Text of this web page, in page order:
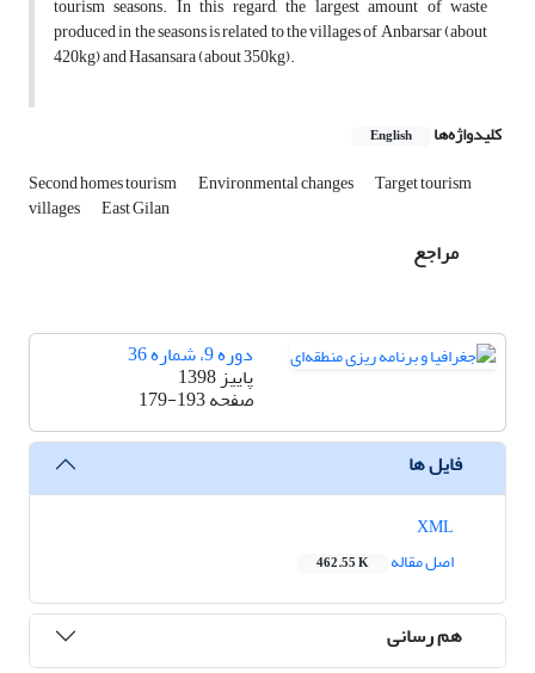
tourism seasons. In this regard, the largest amount of waste
produced in the seasons is related to the villages of Anbarsar (about
420kg) and Hasansara (about 350kg).
کلیدواژه‌ها English
Second homes tourism Environmental changes Target tourism
villages East Gilan
مراجع
دوره 9، شماره 36
پاییز 1398
صفحه179-193
فایل ها
اصل مقاله
462.55 K
هم رسانی